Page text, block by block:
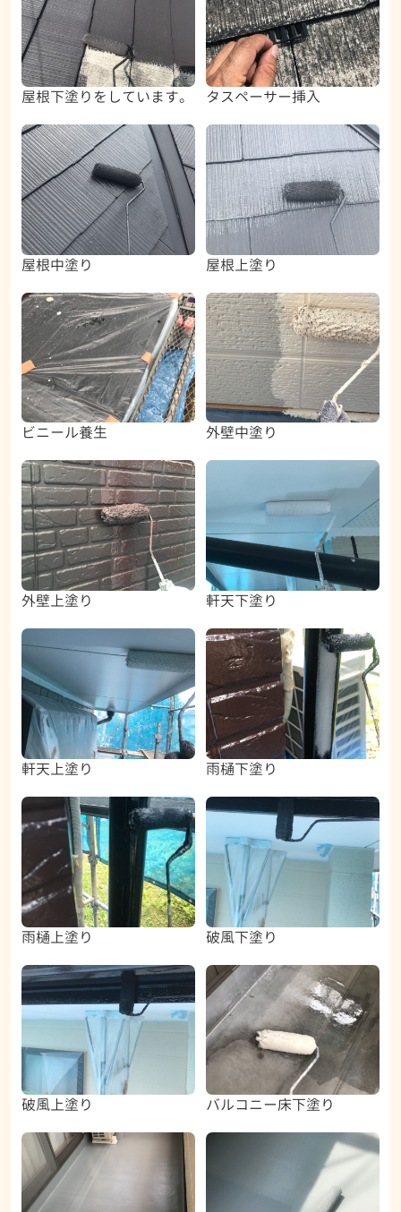
屋根下塗りをしています。 タスペーサー挿入
屋根中塗り 屋根上塗り
ビニール養生 外壁中塗り
外壁上塗り 軒天下塗り
軒天上塗り 雨樋下塗り
雨樋上塗り 破風下塗り
破風上塗り バルコニー床下塗り